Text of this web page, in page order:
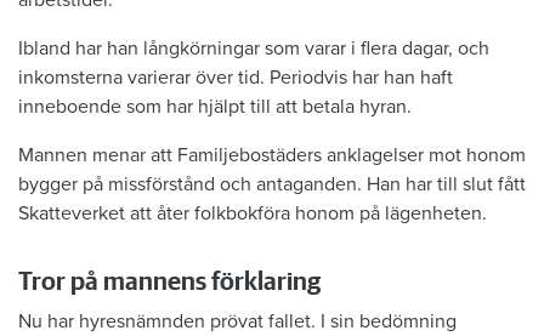
Ibland har han långkörningar som varar i flera dagar, och
inkomsterna varierar över tid. Periodvis har han haft
inneboende som har hjälpt till att betala hyran.
Mannen menar att Familjebostäders anklagelser mot honom
bygger på missförstånd och antaganden. Han har till slut fått
Skatteverket att åter folkbokföra honom på lägenheten.
Tror på mannens förklaring
Nu har hyresnämnden prövat fallet. I sin bedömning